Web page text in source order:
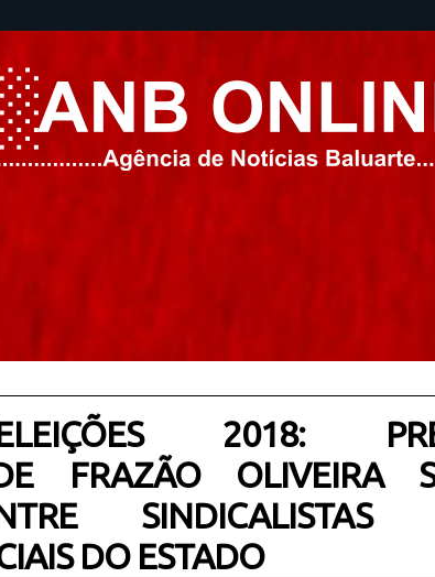
2018:
FRAZÃO OLIVEIRA
SINDICALISTAS
DO ESTADO